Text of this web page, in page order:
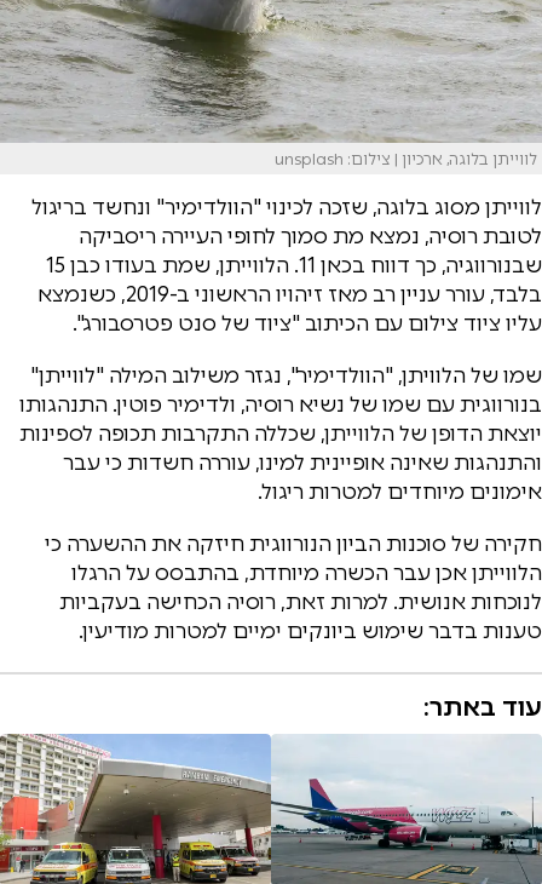
לווייתן בלוגה, ארכיון | צילום: unsplash
לווייתן מסוג בלוגה, שזכה לכינוי "הוולדימיר" ונחשד בריגול
לטובת רוסיה, נמצא מת סמוך לחופי העיירה ריסביקה
שבנורווגיה, כך דווח בכאן 11. הלווייתן, שמת בעודו כבן 15
בלבד, עורר עניין רב מאז זיהויו הראשוני ב-2019, כשנמצא
עליו ציוד צילום עם הכיתוב "ציוד של סנט פטרסבורג".
שמו של הלוויתן, "הוולדימיר", נגזר משילוב המילה "לווייתן"
בנורווגית עם שמו של נשיא רוסיה, ולדימיר פוטין. התנהגותו
יוצאת הדופן של הלווייתן, שכללה התקרבות תכופה לספינות
והתנהגות שאינה אופיינית למינו, עוררה חשדות כי עבר
אימונים מיוחדים למטרות ריגול.
חקירה של סוכנות הביון הנורווגית חיזקה את ההשערה כי
הלווייתן אכן עבר הכשרה מיוחדת, בהתבסס על הרגלו
לנוכחות אנושית. למרות זאת, רוסיה הכחישה בעקביות
טענות בדבר שימוש ביונקים ימיים למטרות מודיעין.
עוד באתר: